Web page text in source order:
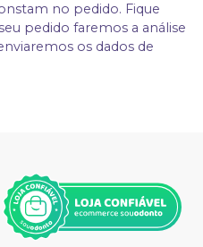
no pedido. Fique
pedido faremos a análise
os dados de